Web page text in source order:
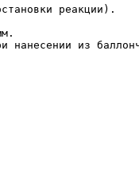
реакции).
нанесении из